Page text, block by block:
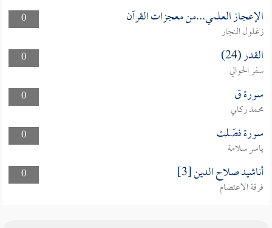
0 الإعجاز العلمي...من معجزات القرآن
زغلول النجار
0
القدر (24)
سفر الحوالي
0
سورة ق
محمد ركابي
0
سورة فصّلت
ياسر سلامة
0
أناشيد صلاح الدين [3]
فرقة الاعتصام